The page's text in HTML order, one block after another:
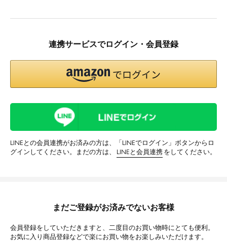
連携サービスでログイン・会員登録
LINEとの会員連携がお済みの方は、「LINEでログイン」ボタンからロ
グインしてください。まだの方は、
LINEと会員連携 をしてください。
まだご登録がお済みでないお客様
会員登録をしていただきますと、二度目のお買い物時にとても便利。
お気に入り商品登録などで楽にお買い物をお楽しみいただけます。